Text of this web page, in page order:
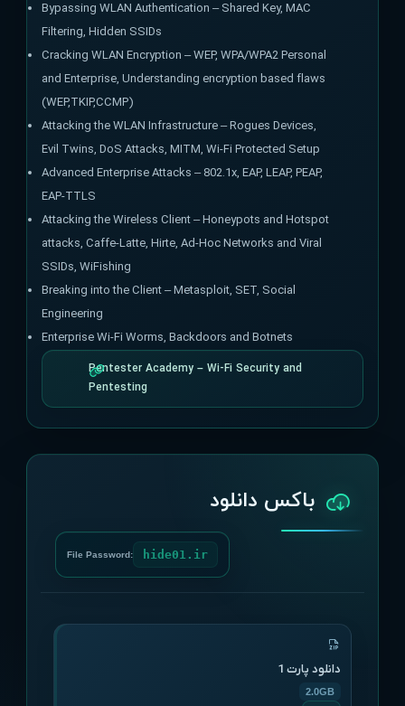
Bypassing WLAN Authentication – Shared Key, MAC
Filtering, Hidden SSIDs
Cracking WLAN Encryption – WEP, WPA/WPA2 Personal
and Enterprise, Understanding encryption based flaws
(WEP,TKIP,CCMP)
Attacking the WLAN Infrastructure – Rogues Devices,
Evil Twins, DoS Attacks, MITM, Wi-Fi Protected Setup
Advanced Enterprise Attacks – 802.1x, EAP, LEAP, PEAP,
EAP-TTLS
Attacking the Wireless Client – Honeypots and Hotspot
attacks, Caffe-Latte, Hirte, Ad-Hoc Networks and Viral
SSIDs, WiFishing
Breaking into the Client – Metasploit, SET, Social
Engineering
Enterprise Wi-Fi Worms, Backdoors and Botnets
Pentester Academy – Wi-Fi Security and
Pentesting
باکس دانلود
File Password: hide01.ir
دانلود پارت 1
2.0GB